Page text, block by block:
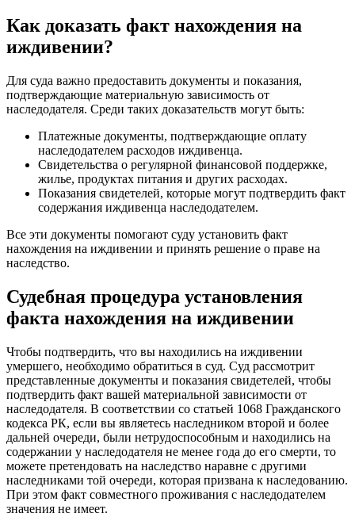
Как доказать факт нахождения на
иждивении?
Для суда важно предоставить документы и показания,
подтверждающие материальную зависимость от
наследодателя. Среди таких доказательств могут быть:
Платежные документы, подтверждающие оплату
наследодателем расходов иждивенца.
Свидетельства о регулярной финансовой поддержке,
жилье, продуктах питания и других расходах.
Показания свидетелей, которые могут подтвердить факт
содержания иждивенца наследодателем.
Все эти документы помогают суду установить факт
нахождения на иждивении и принять решение о праве на
наследство.
Судебная процедура установления
факта нахождения на иждивении
Чтобы подтвердить, что вы находились на иждивении
умершего, необходимо обратиться в суд. Суд рассмотрит
представленные документы и показания свидетелей, чтобы
подтвердить факт вашей материальной зависимости от
наследодателя. В соответствии со статьей 1068 Гражданского
кодекса РК, если вы являетесь наследником второй и более
дальней очереди, были нетрудоспособным и находились на
содержании у наследодателя не менее года до его смерти, то
можете претендовать на наследство наравне с другими
наследниками той очереди, которая призвана к наследованию.
При этом факт совместного проживания с наследодателем
значения не имеет.